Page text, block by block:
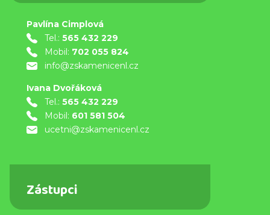
Pavlína Cimplová
Tel.: 565 432 229
Mobil: 702 055 824
info@zskamenicenl.cz
Ivana Dvořáková
Tel.: 565 432 229
Mobil: 601 581 504
ucetni@zskamenicenl.cz
Zástupci